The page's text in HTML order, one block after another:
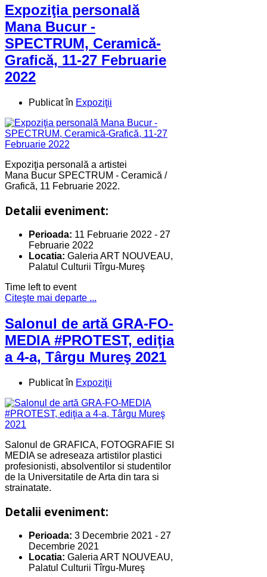
Expoziţia personală
Mana Bucur -
SPECTRUM, Ceramică-
Grafică, 11-27 Februarie
2022
Publicat în Expoziţii
Expoziţia personală a artistei
Mana Bucur SPECTRUM - Ceramică /
Grafică, 11 Februarie 2022.
Detalii eveniment:
Perioada: 11 Februarie 2022 - 27
Februarie 2022
Locatia: Galeria ART NOUVEAU,
Palatul Culturii Tîrgu-Mureş
Time left to event
Citeşte mai departe ...
Salonul de artă GRA-FO-
MEDIA #PROTEST, ediţia
a 4-a, Târgu Mureş 2021
Publicat în Expoziţii
Salonul de GRAFICA, FOTOGRAFIE SI
MEDIA se adreseaza artistilor plastici
profesionisti, absolventilor si studentilor
de la Universitatile de Arta din tara si
strainatate.
Detalii eveniment:
Perioada: 3 Decembrie 2021 - 27
Decembrie 2021
Locatia: Galeria ART NOUVEAU,
Palatul Culturii Tîrgu-Mureş